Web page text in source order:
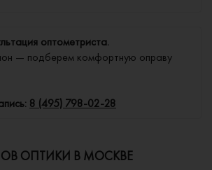
оптометриста.
— подберем комфортную оправу
8 (495) 798-02-28
ОПТИКИ В МОСКВЕ